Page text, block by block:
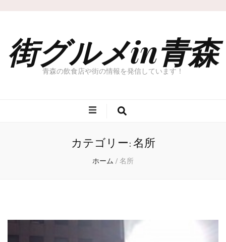
街グルメin青森
青森の飲食店や街の情報を発信しています！
カテゴリー: 名所
ホーム / 名所